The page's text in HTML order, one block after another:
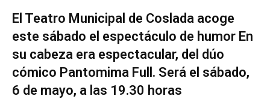
El Teatro Municipal de Coslada acoge
este sábado el espectáculo de humor En
su cabeza era espectacular, del dúo
cómico Pantomima Full. Será el sábado,
6 de mayo, a las 19.30 horas